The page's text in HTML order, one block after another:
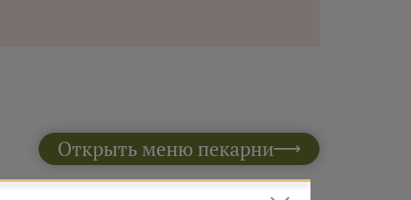
Открыть меню пекарни